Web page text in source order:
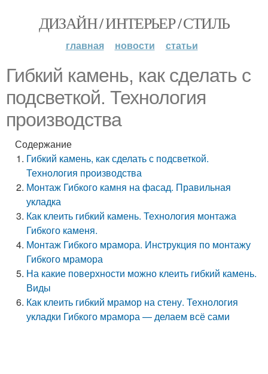
ДИЗАЙН / ИНТЕРЬЕР / СТИЛЬ
главная новости статьи
Гибкий камень, как сделать с
подсветкой. Технология
производства
Содержание
Гибкий камень, как сделать с подсветкой.
Технология производства
Монтаж Гибкого камня на фасад. Правильная
укладка
Как клеить гибкий камень. Технология монтажа
Гибкого каменя.
Монтаж Гибкого мрамора. Инструкция по монтажу
Гибкого мрамора
На какие поверхности можно клеить гибкий камень.
Виды
Как клеить гибкий мрамор на стену. Технология
укладки Гибкого мрамора — делаем всё сами